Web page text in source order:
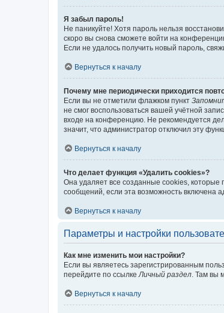
Я забыл пароль!
Не паникуйте! Хотя пароль нельзя
скоро вы снова сможете войти на
Если не удалось получить новый пароль,
Вернуться к началу
Почему мне периодически приходится
Если вы не отметили флажком пункт
не смог воспользоваться вашей учётной
входе на конференцию. Не рекомендуется
значит, что администратор отключил эту
Вернуться к началу
Что делает функция «Удалить cookies»?
Она удаляет все созданные cookies, которые
сообщений, если эта возможность включена
Вернуться к началу
Параметры и настройки
Как мне изменить мои настройки?
Если вы являетесь зарегистрированным
перейдите по ссылкеЛичный раздел. Там вы
Вернуться к началу